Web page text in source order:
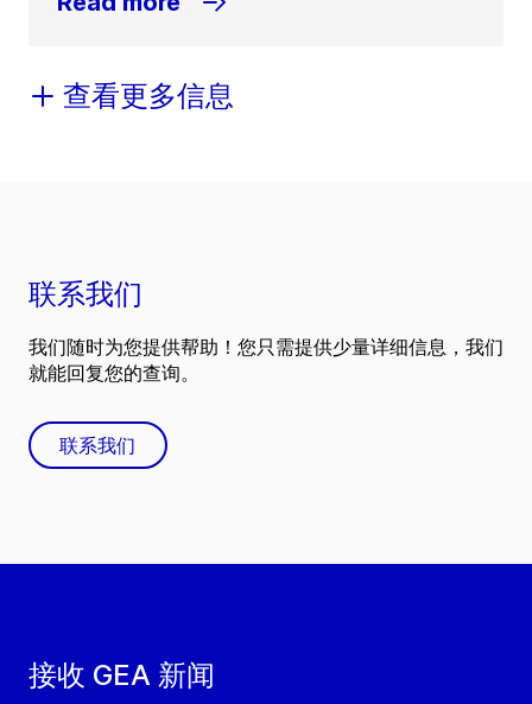
查看更多信息
接收 GEA 新闻
联系我们
我们随时为您提供帮助！您只需提供少量详细信息，我们
就能回复您的查询。
联系我们